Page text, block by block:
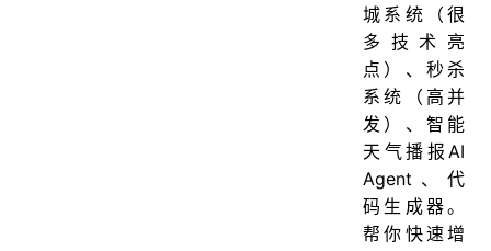
城系统（很
多技术亮
点）、秒杀
系统（高并
发）、智能
天气播报AI
Agent、代
码生成器。
帮你快速增